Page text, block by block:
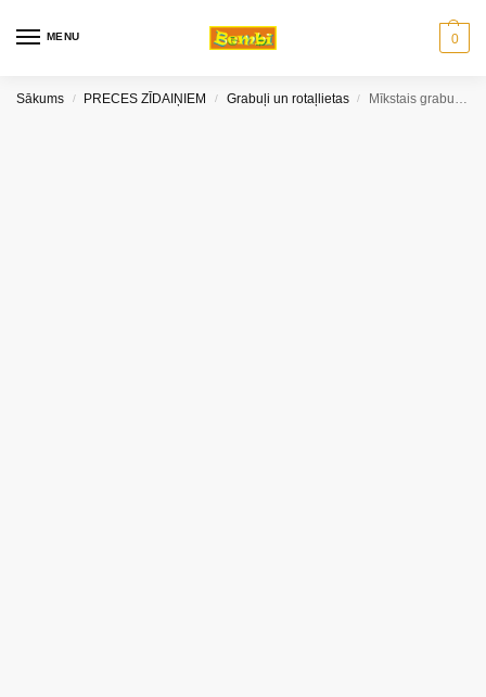
MENU 0
Sākums / PRECES ZĪDAIŅIEM / Grabuļi un rotaļlietas / Mīkstais grabulis LUCKY THE UNICORN Baby ono